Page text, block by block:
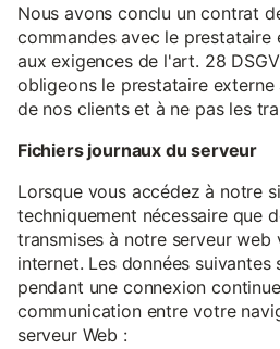
Nous avons conclu un contrat
commandes avec le prestataire
aux exigences de l'art. 28
obligeons le prestataire
de nos clients et à ne pas les
Fichiers journaux du serveur
Lorsque vous accédez à notre
techniquement nécessaire que
transmises à notre serveur
internet. Les données suivantes
pendant une connexion
communication entre votre
serveur Web :